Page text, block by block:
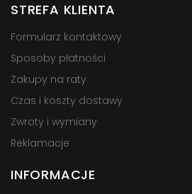
STREFA KLIENTA
Formularz kontaktowy
Sposoby płatności
Zakupy na raty
Czas i koszty dostawy
Zwroty i wymiany
Reklamacje
INFORMACJE